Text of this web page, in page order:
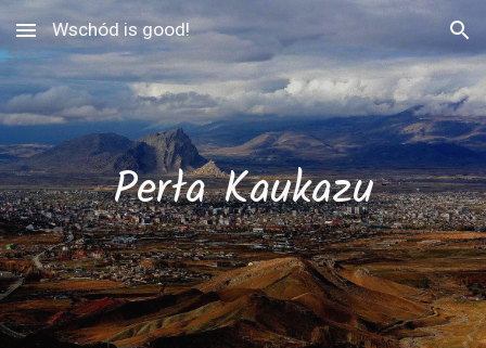
Skip to main content Skip to navigation
Wschód is good!
Perła Kaukazu